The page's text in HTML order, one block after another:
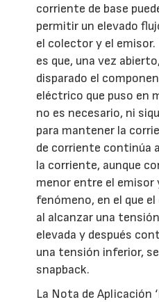
corriente de base
permitir un elevado
el colector y el
es que, una vez
disparado el
eléctrico que puso en
no es necesario, ni
para mantener la
de corriente continúa
la corriente, aunque
menor entre el emisor
fenómeno, en el que
al alcanzar una
elevada y después
una tensión inferior,
snapback.
La Nota de Aplicación